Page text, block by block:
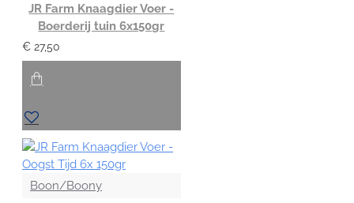
JR Farm Knaagdier Voer -
Boerderij tuin 6x150gr
€ 27,50
Boon/Boony